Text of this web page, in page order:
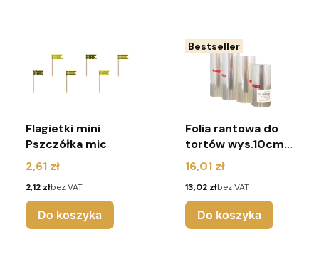
Flagietki mini
Pszczółka mic
Cena
2,61 zł
Cena
2,12 złbez VAT
Do koszyka
Bestseller
Folia rantowa do
tortów wys.10cm,
dł. 10m
Cena
16,01 zł
Cena
13,02 złbez VAT
Do koszyka